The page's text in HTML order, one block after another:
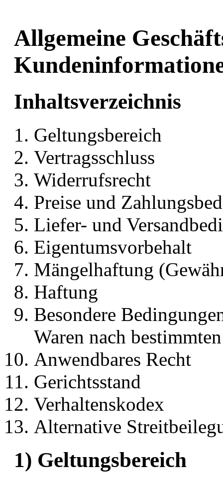
Allgemeine
Inhaltsverzeichnis
Geltungsbereich
Vertragsschluss
Widerrufsrecht
Preise und
Liefer- und
Eigentumsvorbehalt
Mängelhaftung
Haftung
Besondere
Waren nach
Anwendbares Recht
Gerichtsstand
Verhaltenskodex
Alternative
1) Geltungsbereich